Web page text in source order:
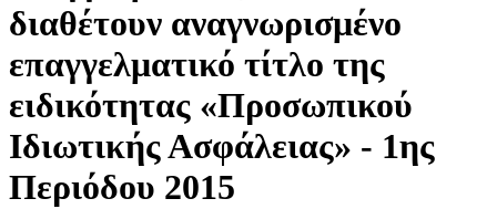
διαθέτουν αναγνωρισμένο
επαγγελματικό τίτλο της
ειδικότητας «Προσωπικού
Ιδιωτικής Ασφάλειας» - 1ης
Περιόδου 2015